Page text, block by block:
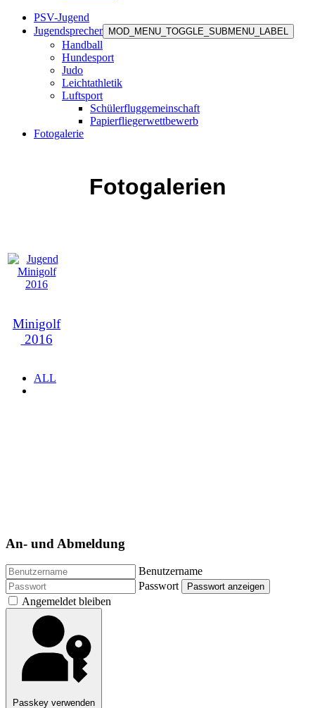
PSV-Jugend
Jugendsprecher
MOD_MENU_TOGGLE_SUBMENU_LABEL
Handball
Hundesport
Judo
Leichtathletik
Luftsport
Schülerfluggemeinschaft
Papierfliegerwettbewerb
Fotogalerie
Fotogalerien
Minigolf
2016
ALL
An- und Abmeldung
Benutzername
Passwort
Passwort anzeigen
Angemeldet bleiben
Passkey verwenden